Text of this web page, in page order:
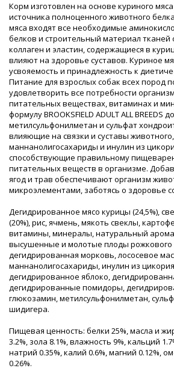
Корм изготовлен на основе куриного
источника полноценного животного
мяса входят все необходимые
белков и строительный материал тканей
коллаген и эластин, содержащиеся в
влияют на здоровье суставов. Куриное
усвояемость и принадлежность к
Питание для взрослых собак всех пород
удовлетворить все потребности
питательных веществах, витаминах и
формулу BROOKSFIELD ADULT ALL
метилсульфонилметан и сульфат
влияющие на связки и суставы
маннанолигосахариды и инулин из
способствующие правильному
питательных веществ в организме.
ягод и трав обеспечивают организм
микроэлементами, заботясь о здоровье
Дегидрированное мясо курицы (24,5%),
(20%), рис, ячмень, мякоть свеклы,
витамины, минералы, натуральный
высушенные и молотые плоды рожкового
дегидрированная морковь, лососевое
маннанолигосахариды, инулин из
дегидрированное яблоко,
дегидрированные помидоры,
глюкозамин, метилсульфонилметан,
шидигера.
Пищевая ценность: белки 25%, масла и
3.2%, зола 8.1%, влажность 9%, кальций
натрий 0.35%, калий 0.6%, магний 0.12%,
0.26%.